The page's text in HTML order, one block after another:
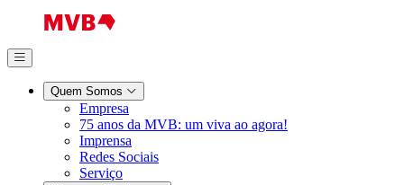
Quem Somos
Empresa
75 anos da MVB: um viva ao agora!
Imprensa
Redes Sociais
Serviço